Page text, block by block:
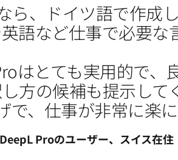
ら、ドイツ語で作成
語など仕事で必要な
はとても実用的で、
方の候補も提示して
で、仕事が非常に楽に
Proのユーザー、スイス在住